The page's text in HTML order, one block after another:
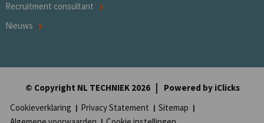
Recruitment consultant
Nieuws
© Copyright NL TECHNIEK 2026 Powered by iClicks
Cookieverklaring
Privacy Statement
Sitemap